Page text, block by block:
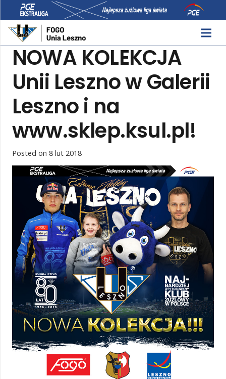
NOWA KOLEKCJA
Unii Leszno w Galerii
Leszno i na
www.sklep.ksul.pl!
Posted on 8 lut 2018